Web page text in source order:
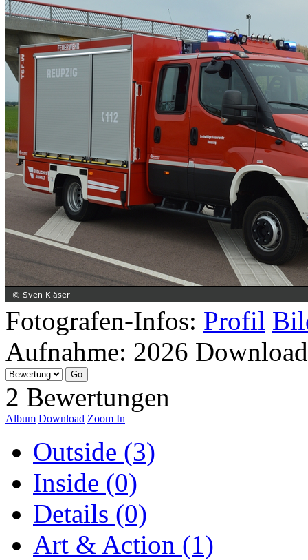
Fotografen-Infos: Profil
Aufnahme: 2026
2 Bewertungen
Album Download Zoom In
Outside (3)
Inside (0)
Details (0)
Art & Action (1)